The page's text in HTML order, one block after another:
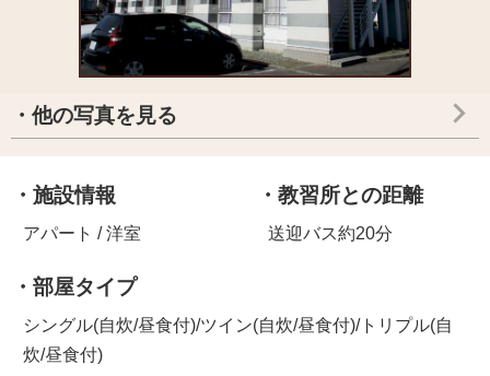
・他の写真を見る
・施設情報
アパート / 洋室
・教習所との距離
送迎バス約20分
・部屋タイプ
シングル(自炊/昼食付)/ツイン(自炊/昼食付)/トリプル(自
炊/昼食付)